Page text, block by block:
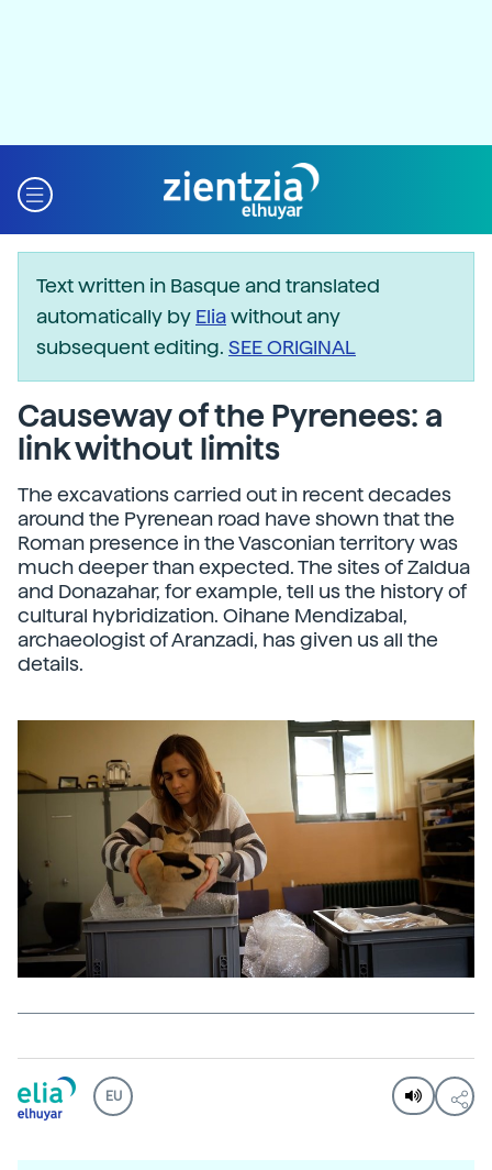
Text written in Basque and translated
automatically by Eliawithout any
subsequent editing. SEE ORIGINAL
Causeway of the Pyrenees: a
link without limits
The excavations carried out in recent decades
around the Pyrenean road have shown that the
Roman presence in the Vasconian territory was
much deeper than expected. The sites of Zaldua
and Donazahar, for example, tell us the history of
cultural hybridization. Oihane Mendizabal,
archaeologist of Aranzadi, has given us all the
details.
EU